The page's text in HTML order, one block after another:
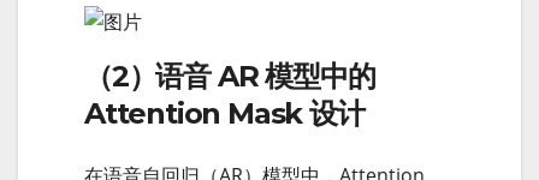
（2）语音 AR 模型中的
Attention Mask 设计
在语音自回归（AR）模型中，Attention